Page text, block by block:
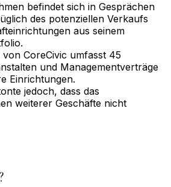
befindet sich in Gesprächen
des potenziellen Verkaufs
aus seinem
CoreCivic umfasst 45
und Managementverträge
Einrichtungen.
jedoch, dass das
weiterer Geschäfte nicht